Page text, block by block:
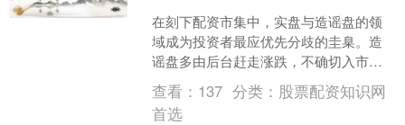
在刻下配资市集中，实盘与造谣盘的领
域成为投资者最应优先分歧的圭臬。造
谣盘多由后台赶走涨跌，不确切入市，
不光可能被操控，且提现风险极高。每
一次往还，齐是对畴昔行情....
查看： 137 分类： 股票配资知识网
首选